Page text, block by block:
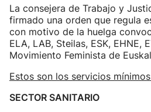
La consejera de Trabajo y
firmado una orden que regula
con motivo de la huelga
ELA, LAB, Steilas, ESK, EHNE,
Movimiento Feminista de
Estos son los servicios
SECTOR SANITARIO